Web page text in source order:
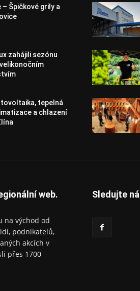
– Špičkové grily a
zahájili sezónu
tepelná
a chlazení
web.
na východ od
podnikatelů,
akcích v
přes 1700
Sledujte